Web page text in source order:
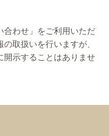
合わせ」をご利用いただ
取扱いを行いますが、
開示することはありませ